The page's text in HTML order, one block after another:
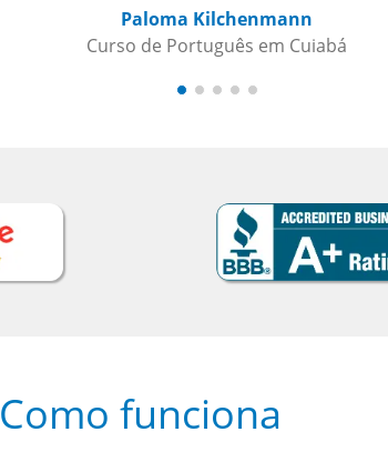
Como funciona